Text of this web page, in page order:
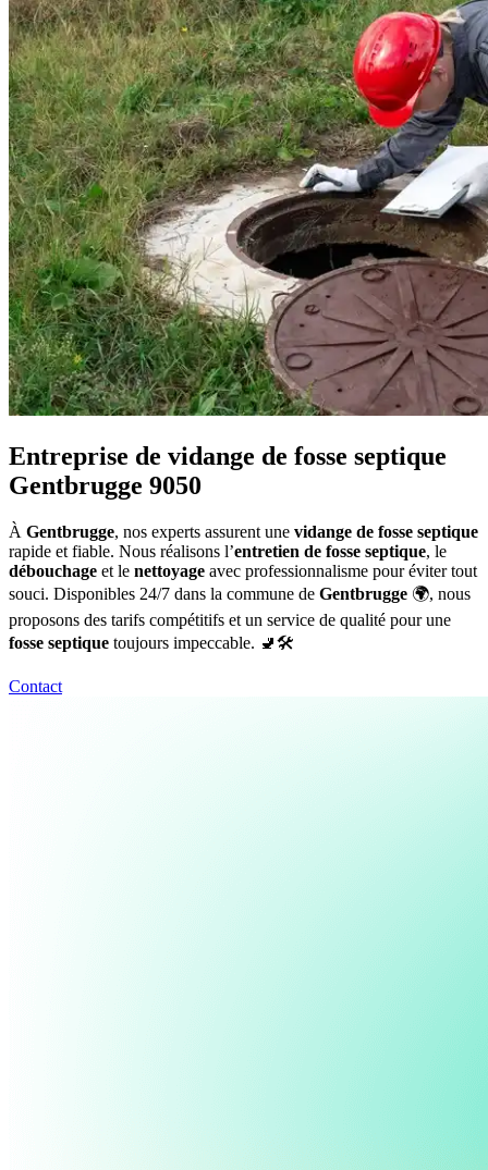
Entreprise de vidange de fosse septique
Gentbrugge 9050
À Gentbrugge, nos experts assurent une vidange de fosse septique
rapide et fiable. Nous réalisons l’entretien de fosse septique, le
débouchage et le nettoyage avec professionnalisme pour éviter tout
souci. Disponibles 24/7 dans la commune de Gentbrugge 🌍, nous
proposons des tarifs compétitifs et un service de qualité pour une
fosse septique toujours impeccable. 🚽🛠️
Contact